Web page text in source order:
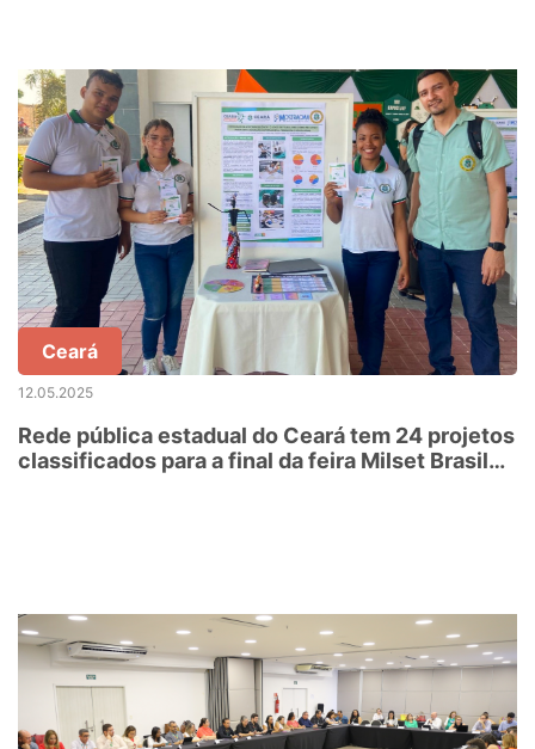
Ceará
12.05.2025
Rede pública estadual do Ceará tem 24 projetos
classificados para a final da feira Milset Brasil